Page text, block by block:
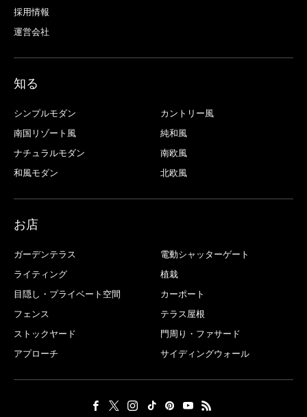
採用情報
運営会社
知る
シンプルモダン
カントリー風
南国リゾート風
純和風
ナチュラルモダン
南欧風
和風モダン
北欧風
お店
ガーデンテラス
電動シャッターゲート
ライティング
植栽
目隠し・プライベート空間
カーポート
フェンス
テラス屋根
ストックヤード
門周り・ファサード
アプローチ
サイディングウォール